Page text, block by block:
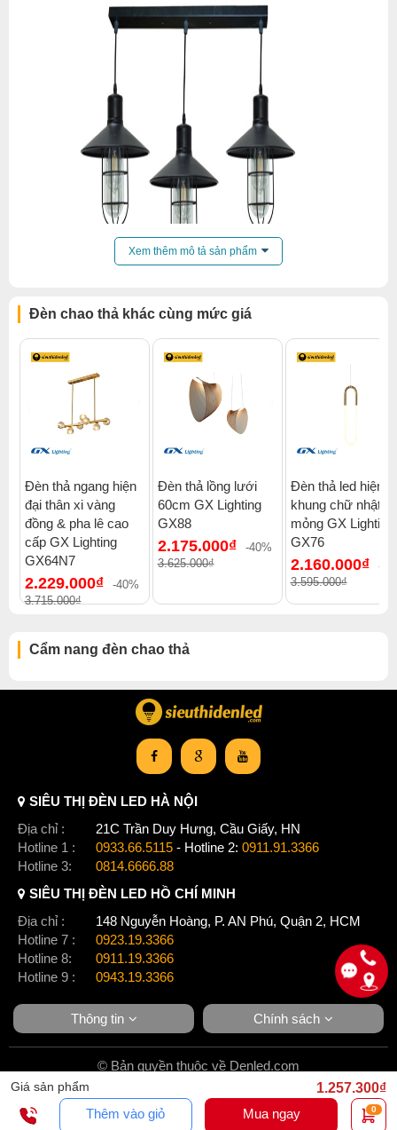
Xem thêm: Đèn chao thả cổ điển, Đèn chao thả đèn thả ba,
Đèn chao thả 1000-2000k,Đèn chao thả chung cư cao cấp,
Đèn chao thả penthouse,Đèn chao thả quán cafe,
Đèn chao thả đèn chao thả gx lighting
Xem thêm mô tả sản phẩm
Đèn chao thả khác cùng mức giá
Đèn thả ngang hiện
đại thân xi vàng
đồng & pha lê cao
cấp GX Lighting
GX64N7
2.229.000₫
-40%
3.715.000₫
Đèn thả lồng lưới
60cm GX Lighting
GX88
2.175.000₫
-40%
3.625.000₫
Đèn thả led hiện
khung chữ nhật
mỏng GX Lighting
GX76
2.160.000₫
-
3.595.000₫
Cẩm nang đèn chao thả
Giá sản phẩm
1.257.300₫
Thêm vào giỏ
Mua ngay 0
SIÊU THỊ ĐÈN LED HÀ NỘI
Địa chỉ :
21C Trần Duy Hưng, Cầu Giấy, HN
Hotline 1 :
0933.66.5115 - Hotline 2: 0911.91.3366
Hotline 3:
0814.6666.88
SIÊU THỊ ĐÈN LED HỒ CHÍ MINH
Địa chỉ :
148 Nguyễn Hoàng, P. AN Phú, Quận 2, HCM
Hotline 7 :
0923.19.3366
Hotline 8:
0911.19.3366
Hotline 9 :
0943.19.3366
Thông tin Chính sách
© Bản quyền thuộc về Denled.com